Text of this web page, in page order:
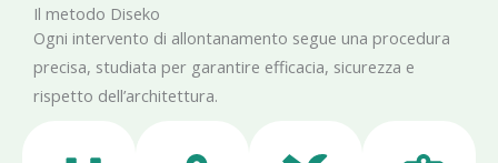
Il metodo Diseko
Ogni intervento di allontanamento segue una procedura
precisa, studiata per garantire efficacia, sicurezza e
rispetto dell’architettura.